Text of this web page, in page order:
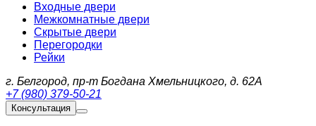
Входные двери
Межкомнатные двери
Скрытые двери
Перегородки
Рейки
г. Белгород, пр-т Богдана Хмельницкого, д. 62А
+7 (980) 379-50-21
Консультация